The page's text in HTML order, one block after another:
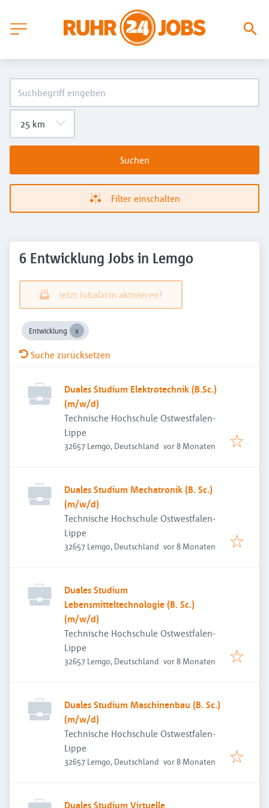
Suchen
Filter einschalten
6 Entwicklung Jobs in Lemgo
Jetzt Jobalarm aktivieren!
Entwicklung
Suche zurücksetzen
Duales Studium Elektrotechnik (B.Sc.)
(m/w/d)
Technische Hochschule Ostwestfalen-
Lippe
32657 Lemgo, Deutschland Veröffentlicht:
vor 8 Monaten
Duales Studium Mechatronik (B. Sc.)
(m/w/d)
Technische Hochschule Ostwestfalen-
Lippe
32657 Lemgo, Deutschland Veröffentlicht:
vor 8 Monaten
Duales Studium
Lebensmitteltechnologie (B. Sc.)
(m/w/d)
Technische Hochschule Ostwestfalen-
Lippe
32657 Lemgo, Deutschland Veröffentlicht:
vor 8 Monaten
Duales Studium Maschinenbau (B. Sc.)
(m/w/d)
Technische Hochschule Ostwestfalen-
Lippe
32657 Lemgo, Deutschland Veröffentlicht:
vor 8 Monaten
Duales Studium Virtuelle